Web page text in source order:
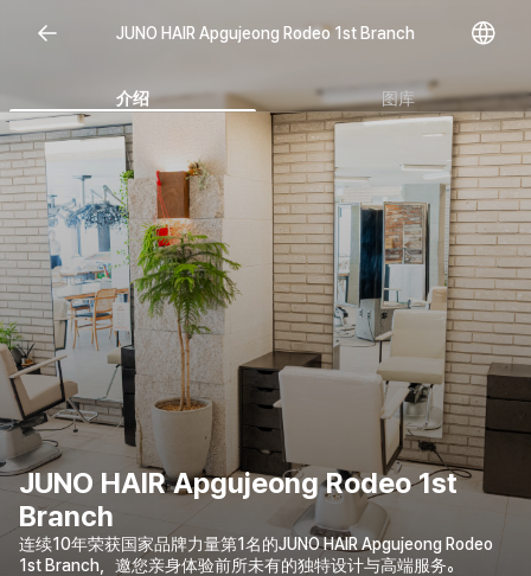
JUNO HAIR Apgujeong Rodeo 1st Branch
介绍 图库
JUNO HAIR Apgujeong Rodeo 1st
Branch
连续10年荣获国家品牌力量第1名的JUNO HAIR Apgujeong Rodeo
1st Branch，邀您亲身体验前所未有的独特设计与高端服务。